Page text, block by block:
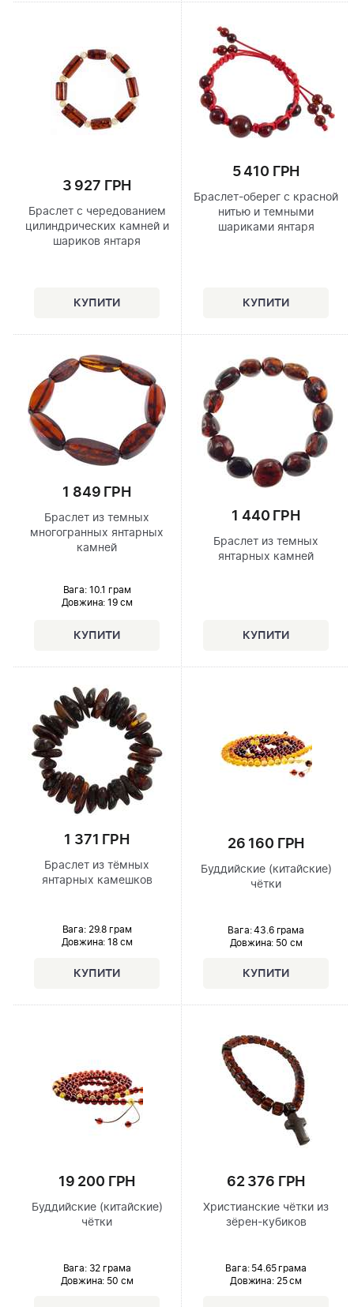
3 927 ГРН
Браслет с чередованием
цилиндрических камней и
шариков янтаря
5 410 ГРН
Браслет-оберег с красной
нитью и темными
шариками янтаря
1 849 ГРН
Браслет из темных
многогранных янтарных
камней
Вага: 10.1 грам
Довжина: 19 см
1 440 ГРН
Браслет из темных
янтарных камней
1 371 ГРН
Браслет из тёмных
янтарных камешков
Вага: 29.8 грам
Довжина: 18 см
26 160 ГРН
Буддийские (китайские)
чётки
Вага: 43.6 грама
Довжина: 50 см
19 200 ГРН
Буддийские (китайские)
чётки
Вага: 32 грама
Довжина: 50 см
62 376 ГРН
Христианские чётки из
зёрен-кубиков
Вага: 54.65 грама
Довжина:25 см